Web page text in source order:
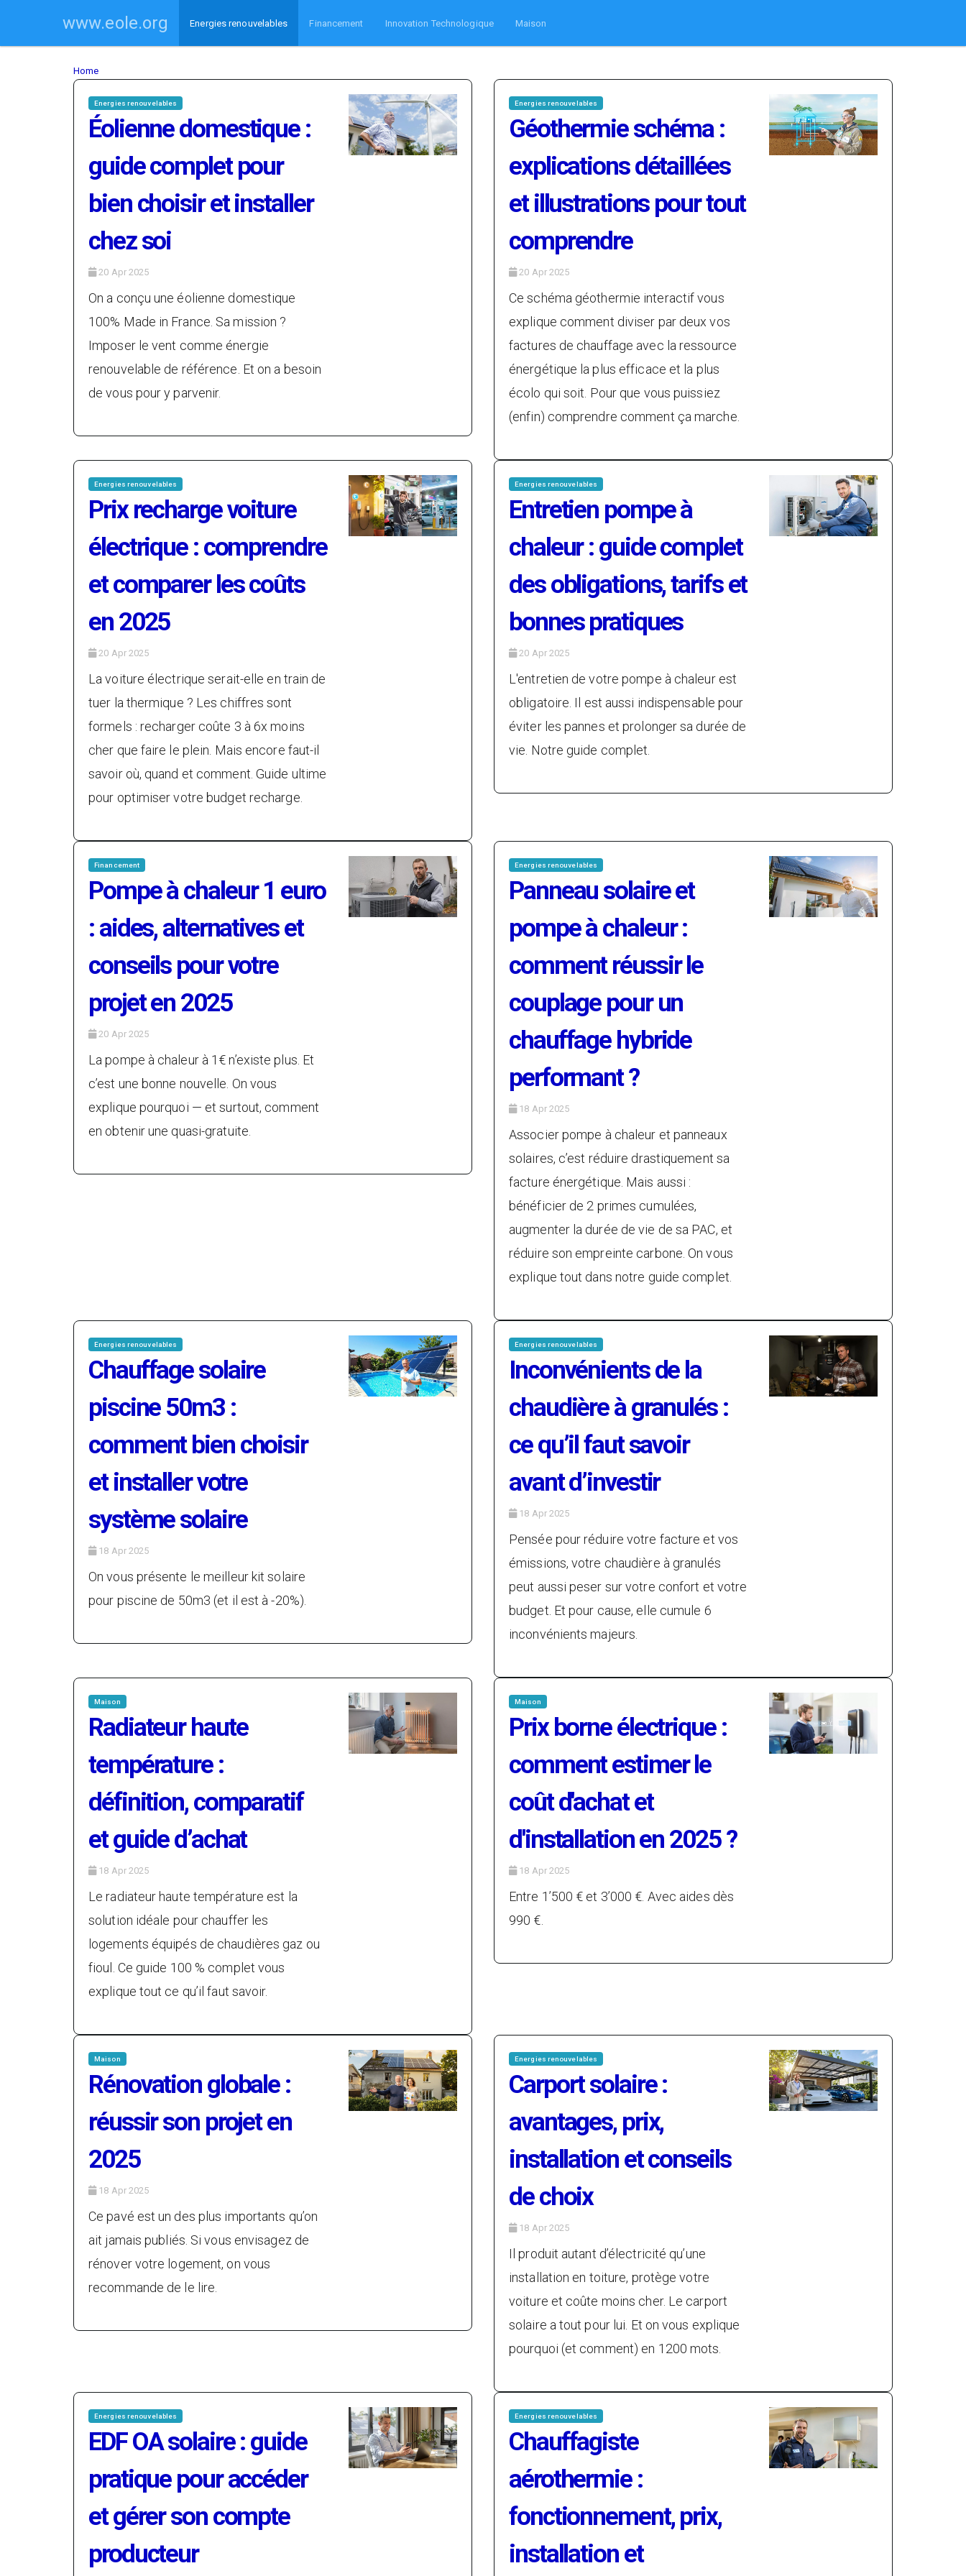
www.eole.org Energies renouvelables Financement Innovation Technologique Maison
You
are
here
Home
Energies renouvelables
Éolienne domestique :
guide complet pour
bien choisir et installer
chez soi
20 Apr 2025
On a conçu une éolienne domestique
100% Made in France. Sa mission ?
Imposer le vent comme énergie
renouvelable de référence. Et on a besoin
de vous pour y parvenir.
Energies renouvelables
Géothermie schéma :
explications détaillées
et illustrations pour tout
comprendre
20 Apr 2025
Ce schéma géothermie interactif vous
explique comment diviser par deux vos
factures de chauffage avec la ressource
énergétique la plus efficace et la plus
écolo qui soit. Pour que vous puissiez
(enfin) comprendre comment ça marche.
Energies renouvelables
Prix recharge voiture
électrique : comprendre
et comparer les coûts
en 2025
20 Apr 2025
La voiture électrique serait-elle en train de
tuer la thermique ? Les chiffres sont
formels : recharger coûte 3 à 6x moins
cher que faire le plein. Mais encore faut-il
savoir où, quand et comment. Guide ultime
pour optimiser votre budget recharge.
Energies renouvelables
Entretien pompe à
chaleur : guide complet
des obligations, tarifs et
bonnes pratiques
20 Apr 2025
L'entretien de votre pompe à chaleur est
obligatoire. Il est aussi indispensable pour
éviter les pannes et prolonger sa durée de
vie. Notre guide complet.
Financement
Pompe à chaleur 1 euro
: aides, alternatives et
conseils pour votre
projet en 2025
20 Apr 2025
La pompe à chaleur à 1€ n’existe plus. Et
c’est une bonne nouvelle. On vous
explique pourquoi — et surtout, comment
en obtenir une quasi-gratuite.
Energies renouvelables
Panneau solaire et
pompe à chaleur :
comment réussir le
couplage pour un
chauffage hybride
performant ?
18 Apr 2025
Associer pompe à chaleur et panneaux
solaires, c’est réduire drastiquement sa
facture énergétique. Mais aussi :
bénéficier de 2 primes cumulées,
augmenter la durée de vie de sa PAC, et
réduire son empreinte carbone. On vous
explique tout dans notre guide complet.
Energies renouvelables
Chauffage solaire
piscine 50m3 :
comment bien choisir
et installer votre
système solaire
18 Apr 2025
On vous présente le meilleur kit solaire
pour piscine de 50m3 (et il est à -20%).
Energies renouvelables
Inconvénients de la
chaudière à granulés :
ce qu’il faut savoir
avant d’investir
18 Apr 2025
Pensée pour réduire votre facture et vos
émissions, votre chaudière à granulés
peut aussi peser sur votre confort et votre
budget. Et pour cause, elle cumule 6
inconvénients majeurs.
Maison
Radiateur haute
température :
définition, comparatif
et guide d’achat
18 Apr 2025
Le radiateur haute température est la
solution idéale pour chauffer les
logements équipés de chaudières gaz ou
fioul. Ce guide 100 % complet vous
explique tout ce qu’il faut savoir.
Maison
Prix borne électrique :
comment estimer le
coût d'achat et
d'installation en 2025 ?
18 Apr 2025
Entre 1’500 € et 3’000 €. Avec aides dès
990 €.
Maison
Rénovation globale :
réussir son projet en
2025
18 Apr 2025
Ce pavé est un des plus importants qu’on
ait jamais publiés. Si vous envisagez de
rénover votre logement, on vous
recommande de le lire.
Energies renouvelables
Carport solaire :
avantages, prix,
installation et conseils
de choix
18 Apr 2025
Il produit autant d’électricité qu’une
installation en toiture, protège votre
voiture et coûte moins cher. Le carport
solaire a tout pour lui. Et on vous explique
pourquoi (et comment) en 1200 mots.
Energies renouvelables
EDF OA solaire : guide
pratique pour accéder
et gérer son compte
producteur
Energies renouvelables
Chauffagiste
aérothermie :
fonctionnement, prix,
installation et